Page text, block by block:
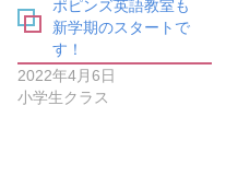
ン
ド
ウ
で
開
き
ま
ポピンズ英語教室も
新学期のスタートで
す！
2022年4月6日
小学生クラス